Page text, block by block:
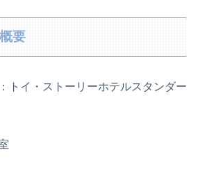
要
トイ・ストーリーホテルスタンダー